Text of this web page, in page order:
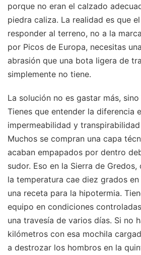
porque no eran el calzado
piedra caliza. La realidad es que
responder al terreno, no a la
por Picos de Europa, necesitas
abrasión que una bota ligera de
simplemente no tiene.
La solución no es gastar más,
Tienes que entender la diferencia
impermeabilidad y
Muchos se compran una capa
acaban empapados por dentro
sudor. Eso en la Sierra de
la temperatura cae diez grados
una receta para la hipotermia.
equipo en condiciones
una travesía de varios días. Si no
kilómetros con esa mochila
a destrozar los hombros en la